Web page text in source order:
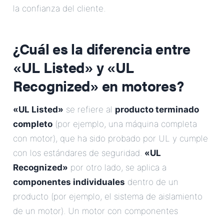
la confianza del cliente.
¿Cuál es la diferencia entre
«UL Listed» y «UL
Recognized» en motores?
«UL Listed» se refiere al producto terminado
completo (por ejemplo, una máquina completa
con motor), que ha sido probado por UL y cumple
con los estándares de seguridad. «UL
Recognized» por otro lado, se aplica a
componentes individuales dentro de un
producto (por ejemplo, el sistema de aislamiento
de un motor). Un motor con componentes